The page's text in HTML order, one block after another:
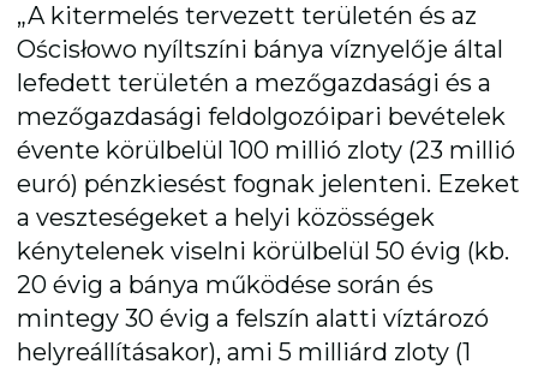
„A kitermelés tervezett területén és az
Ościsłowo nyíltszíni bánya víznyelője által
lefedett területén a mezőgazdasági és a
mezőgazdasági feldolgozóipari bevételek
évente körülbelül 100 millió zloty (23 millió
euró) pénzkiesést fognak jelenteni. Ezeket
a veszteségeket a helyi közösségek
kénytelenek viselni körülbelül 50 évig (kb.
20 évig a bánya működése során és
mintegy 30 évig a felszín alatti víztározó
helyreállításakor), ami 5 milliárd zloty (1